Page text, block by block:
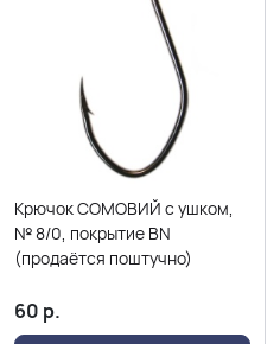
Крючок СОМОВИЙ с ушком,
№ 8/0, покрытие BN
(продаётся поштучно)
60 р.